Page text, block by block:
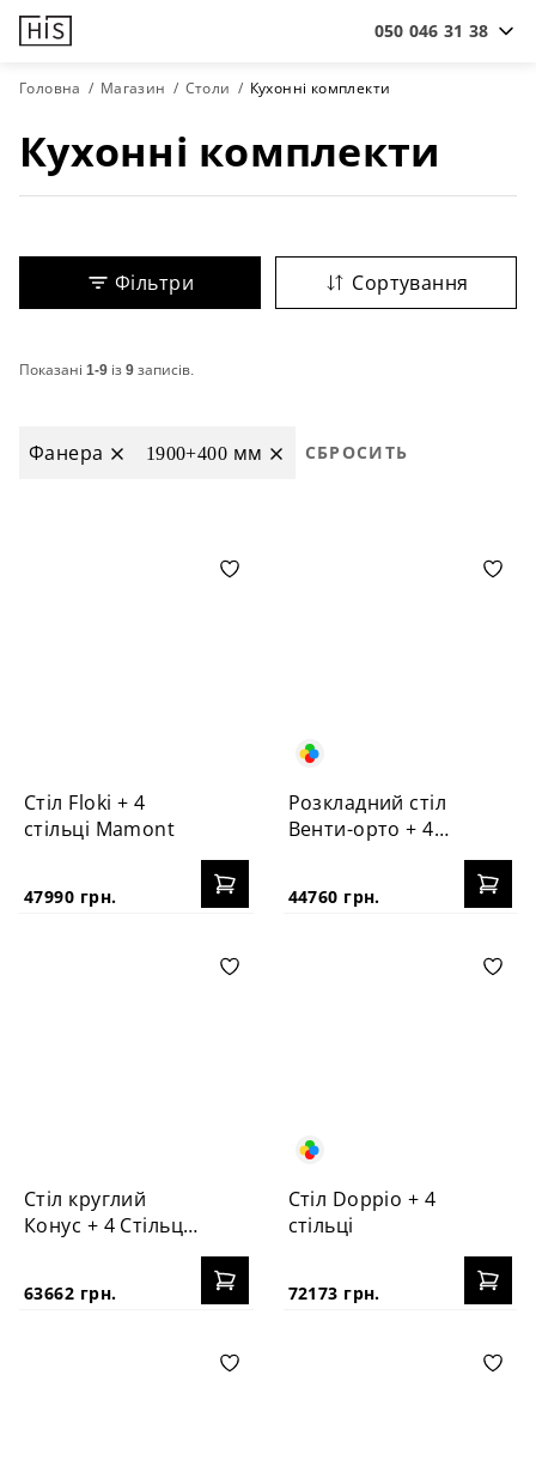
050 046 31 38
Головна Магазин Столи Кухонні комплекти
Кухонні комплекти
Фільтри Сортування
Показані 1-9 із9записів.
Фанера 1900+400 мм СБРОСИТЬ
Стіл Floki + 4
стільці Mamont
47990 грн.
Розкладний стіл
Венти-орто + 4
44760 грн.
Стіл круглий
Конус + 4 Стільця
63662 грн.
Стіл Doppio + 4
стільці
72173 грн.